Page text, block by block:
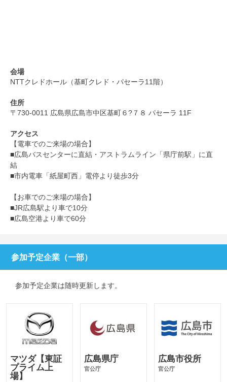
会場
NTTクレドホール（基町クレド・パセーラ11階）
住所
〒730-0011 広島県広島市中区基町６?７８ パセーラ 11F
アクセス
【電車でのご来場の場合】
■広島バスセンターに直結・アストラムライン「県庁前駅」に直
結
■市内電車「紙屋町西」電停より徒歩3分
【お車でのご来場の場合】
■JR広島駅より車で10分
■広島空港より車で60分
参加予定企業（一部）
参加予定企業は随時更新します。
マツダ【東証
プライム上
場】
広島県庁
官公庁
広島市役所
官公庁